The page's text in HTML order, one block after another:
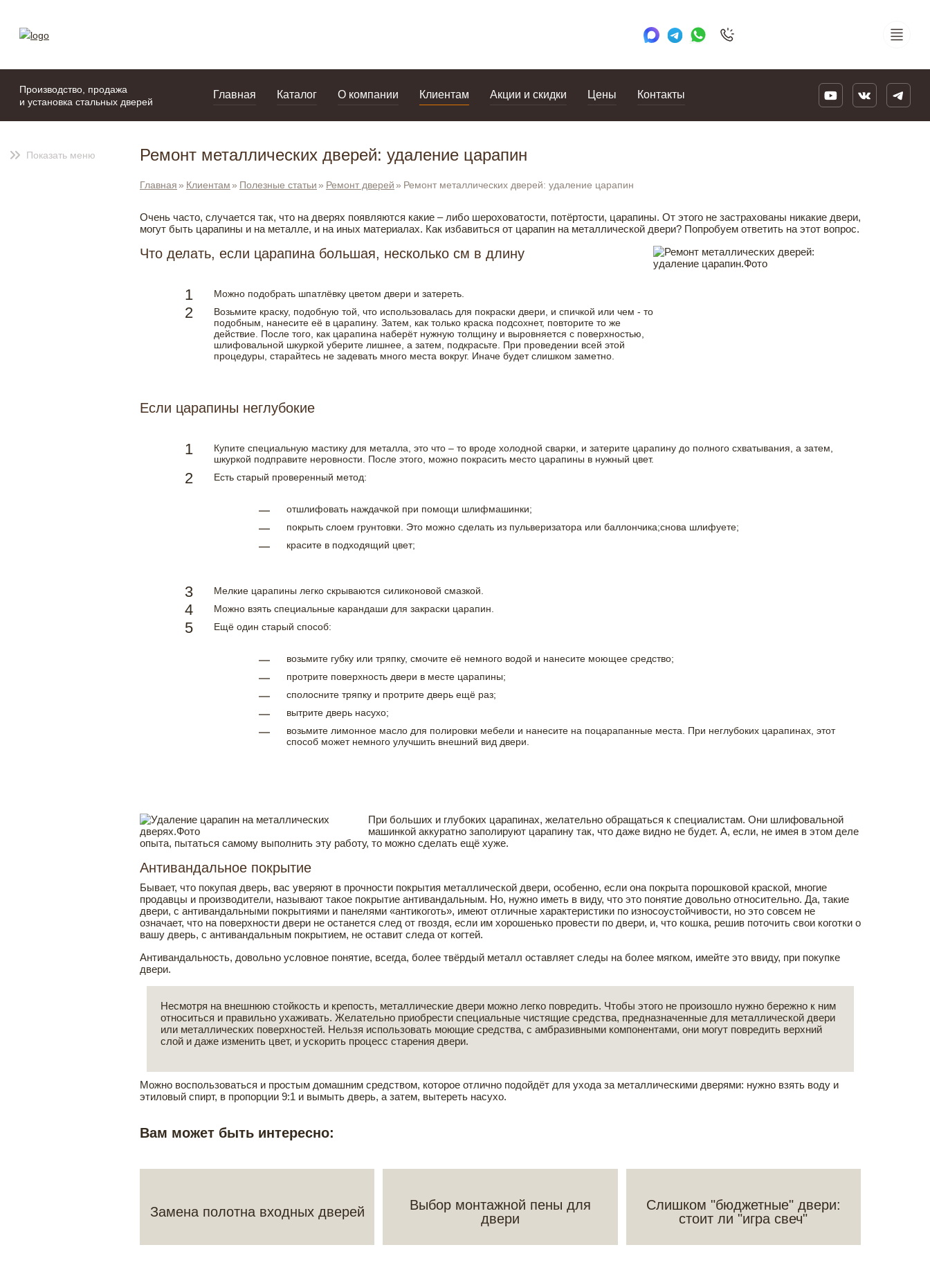
Производство, продажа
и установка стальных дверей
Главная Каталог О компании Клиентам Акции и скидки Цены Контакты
Показать меню Ремонт металлических дверей: удаление царапин
Главная Клиентам Полезные статьи Ремонт дверей Ремонт металлических дверей: удаление царапин
Очень часто, случается так, что на дверях появляются какие – либо шероховатости, потёртости, царапины. От этого не застрахованы никакие двери,
могут быть царапины и на металле, и на иных материалах. Как избавиться от царапин на металлической двери? Попробуем ответить на этот вопрос.
Что делать, если царапина большая, несколько см в длину
Можно подобрать шпатлёвку цветом двери и затереть.
Возьмите краску, подобную той, что использовалась для покраски двери, и спичкой или чем - то
подобным, нанесите её в царапину. Затем, как только краска подсохнет, повторите то же
действие. После того, как царапина наберёт нужную толщину и выровняется с поверхностью,
шлифовальной шкуркой уберите лишнее, а затем, подкрасьте. При проведении всей этой
процедуры, старайтесь не задевать много места вокруг. Иначе будет слишком заметно.
Если царапины неглубокие
Купите специальную мастику для металла, это что – то вроде холодной сварки, и затерите царапину до полного схватывания, а затем,
шкуркой подправите неровности. После этого, можно покрасить место царапины в нужный цвет.
Есть старый проверенный метод:
отшлифовать наждачкой при помощи шлифмашинки;
покрыть слоем грунтовки. Это можно сделать из пульверизатора или баллончика;снова шлифуете;
красите в подходящий цвет;
Мелкие царапины легко скрываются силиконовой смазкой.
Можно взять специальные карандаши для закраски царапин.
Ещё один старый способ:
возьмите губку или тряпку, смочите её немного водой и нанесите моющее средство;
протрите поверхность двери в месте царапины;
сполосните тряпку и протрите дверь ещё раз;
вытрите дверь насухо;
возьмите лимонное масло для полировки мебели и нанесите на поцарапанные места. При неглубоких царапинах, этот
способ может немного улучшить внешний вид двери.
При больших и глубоких царапинах, желательно обращаться к специалистам. Они шлифовальной
машинкой аккуратно заполируют царапину так, что даже видно не будет. А, если, не имея в этом деле
опыта, пытаться самому выполнить эту работу, то можно сделать ещё хуже.
Антивандальное покрытие
Бывает, что покупая дверь, вас уверяют в прочности покрытия металлической двери, особенно, если она покрыта порошковой краской, многие
продавцы и производители, называют такое покрытие антивандальным. Но, нужно иметь в виду, что это понятие довольно относительно. Да, такие
двери, с антивандальными покрытиями и панелями «антикоготь», имеют отличные характеристики по износоустойчивости, но это совсем не
означает, что на поверхности двери не останется след от гвоздя, если им хорошенько провести по двери, и, что кошка, решив поточить свои коготки о
вашу дверь, с антивандальным покрытием, не оставит следа от когтей.
Антивандальность, довольно условное понятие, всегда, более твёрдый металл оставляет следы на более мягком, имейте это ввиду, при покупке
двери.
Несмотря на внешнюю стойкость и крепость, металлические двери можно легко повредить. Чтобы этого не произошло нужно бережно к ним
относиться и правильно ухаживать. Желательно приобрести специальные чистящие средства, предназначенные для металлической двери
или металлических поверхностей. Нельзя использовать моющие средства, с амбразивными компонентами, они могут повредить верхний
слой и даже изменить цвет, и ускорить процесс старения двери.
Можно воспользоваться и простым домашним средством, которое отлично подойдёт для ухода за металлическими дверями: нужно взять воду и
этиловый спирт, в пропорции 9:1 и вымыть дверь, а затем, вытереть насухо.
Вам может быть интересно:
Замена полотна входных дверей
Выбор монтажной пены для
двери
Слишком "бюджетные" двери:
стоит ли "игра свеч"